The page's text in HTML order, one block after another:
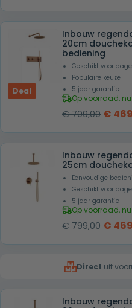
was:
€
Inbouw
20cm
bediening
Geschikt voor
Populaire keuze
5 jaar garantie
Op voorraad,
€709,00
was:
€
€
Deal
Inbouw
25cm
Eenvoudige
Geschikt voor
5 jaar garantie
Op voorraad,
€799,00
€
€
Direct uit
Inbouw